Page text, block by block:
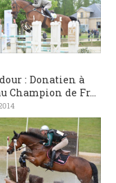
: Donatien à
Champion de Fr...